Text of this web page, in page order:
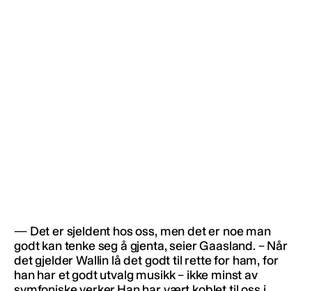
— Det er sjeldent hos oss, men det er noe man
godt kan tenke seg å gjenta, seier Gaasland. – Når
det gjelder Wallin lå det godt til rette for ham, for
han har et godt utvalg musikk – ikke minst av